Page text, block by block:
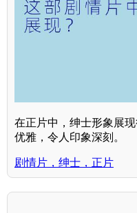
在正片中，绅士形象展
优雅，令人印象深刻。
剧情片，绅士，正片